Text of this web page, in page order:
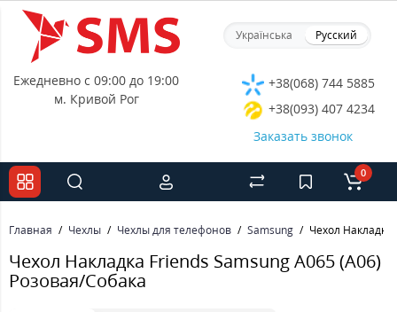
Українська Русский
Ежедневно с 09:00 до 19:00
м. Кривой Рог
+38(068) 744 5885
+38(093) 407 4234
Заказать звонок
0
Главная Чехлы Чехлы для телефонов Samsung Чехол Накладка
Чехол Накладка Friends Samsung A065 (A06)
Розовая/Собака